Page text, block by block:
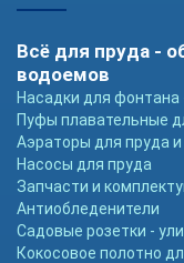
Всё для пруда -
водоемов
Насадки для
Пуфы плавательные
Аэраторы для пруда
Насосы для пруда
Запчасти и
Антиобледенители
Садовые розетки -
Кокосовое полотно